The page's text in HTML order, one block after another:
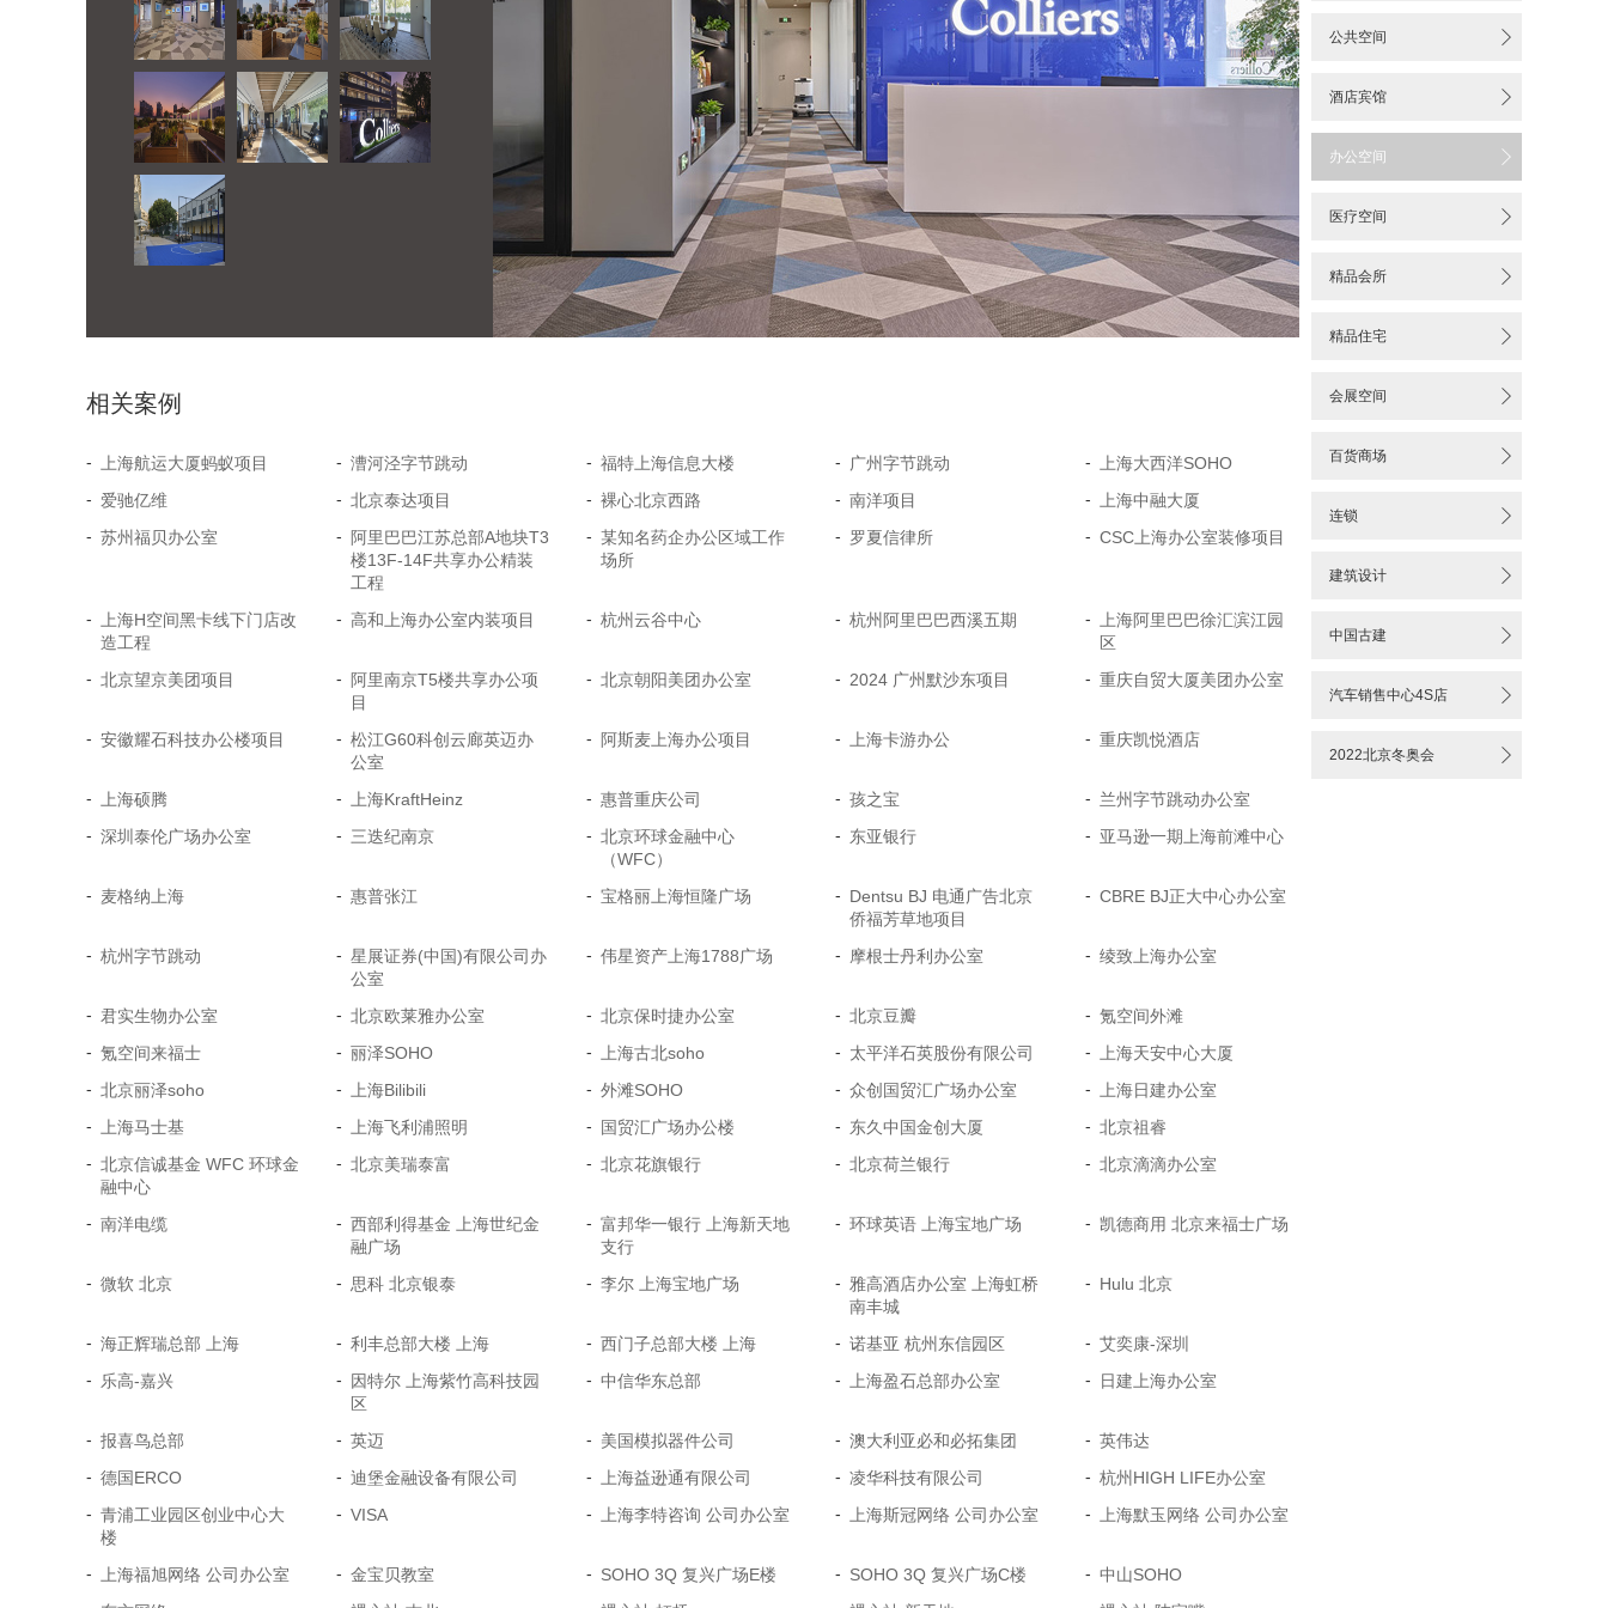
公共空间 
酒店宾馆 
办公空间 
医疗空间 
精品会所 
精品住宅 
会展空间 
百货商场 
连锁 
建筑设计 
中国古建 
汽车销售中心4S店 
2022北京冬奥会 
相关案例
- 上海航运大厦蚂蚁项目 - 漕河泾字节跳动 - 福特上海信息大楼 - 广州字节跳动 -
上海大西洋SOHO
- 爱驰亿维 - 北京泰达项目 - 裸心北京西路 - 南洋项目 -
上海中融大厦
- 苏州福贝办公室 -
阿里巴巴江苏总部A地块T3
楼13F-14F共享办公精装
工程
- 某知名药企办公区域工作
场所
- 罗夏信律所 - CSC上海办公室装修项目
-
上海H空间黑卡线下门店改
造工程
- 高和上海办公室内装项目 - 杭州云谷中心 - 杭州阿里巴巴西溪五期 -
上海阿里巴巴徐汇滨江园
区
- 北京望京美团项目 -
阿里南京T5楼共享办公项
目
- 北京朝阳美团办公室 - 2024 广州默沙东项目 - 重庆自贸大厦美团办公室
- 安徽耀石科技办公楼项目 - 松江G60科创云廊英迈办
公室
- 阿斯麦上海办公项目 - 上海卡游办公 - 重庆凯悦酒店
- 上海硕腾 - 上海KraftHeinz - 惠普重庆公司 - 孩之宝 - 兰州字节跳动办公室
- 深圳泰伦广场办公室 - 三迭纪南京 - 北京环球金融中心
（WFC）
- 东亚银行 - 亚马逊一期上海前滩中心
- 麦格纳上海 - 惠普张江 - 宝格丽上海恒隆广场 - Dentsu BJ 电通广告北京
侨福芳草地项目
- CBRE BJ正大中心办公室
- 杭州字节跳动 - 星展证券(中国)有限公司办
公室
- 伟星资产上海1788广场 - 摩根士丹利办公室 - 绫致上海办公室
- 君实生物办公室 - 北京欧莱雅办公室 - 北京保时捷办公室 - 北京豆瓣 - 氪空间外滩
- 氪空间来福士 - 丽泽SOHO - 上海古北soho - 太平洋石英股份有限公司 -
上海天安中心大厦
- 北京丽泽soho - 上海Bilibili - 外滩SOHO - 众创国贸汇广场办公室 -
上海日建办公室
-
上海马士基 - 上海飞利浦照明 - 国贸汇广场办公楼 - 东久中国金创大厦 - 北京祖睿
- 北京信诚基金 WFC 环球金
融中心
- 北京美瑞泰富 - 北京花旗银行 - 北京荷兰银行 - 北京滴滴办公室
- 南洋电缆 - 西部利得基金 上海世纪金
融广场
- 富邦华一银行 上海新天地
支行
- 环球英语 上海宝地广场 - 凯德商用 北京来福士广场
- 微软 北京 - 思科 北京银泰 - 李尔 上海宝地广场 - 雅高酒店办公室 上海虹桥
南丰城
- Hulu 北京
- 海正辉瑞总部 上海 - 利丰总部大楼 上海 - 西门子总部大楼 上海 - 诺基亚 杭州东信园区 - 艾奕康-深圳
-
乐高-嘉兴 -
因特尔 上海紫竹高科技园
区
- 中信华东总部 - 上海盈石总部办公室 - 日建上海办公室
- 报喜鸟总部 - 英迈 - 美国模拟器件公司 - 澳大利亚必和必拓集团 - 英伟达
- 德国ERCO - 迪堡金融设备有限公司 - 上海益逊通有限公司 - 凌华科技有限公司 - 杭州HIGH LIFE办公室
- 青浦工业园区创业中心大
楼
- VISA - 上海李特咨询 公司办公室 - 上海斯冠网络 公司办公室 - 上海默玉网络 公司办公室
- 上海福旭网络 公司办公室 - 金宝贝教室 - SOHO 3Q 复兴广场E楼 - SOHO 3Q 复兴广场C楼 - 中山SOHO